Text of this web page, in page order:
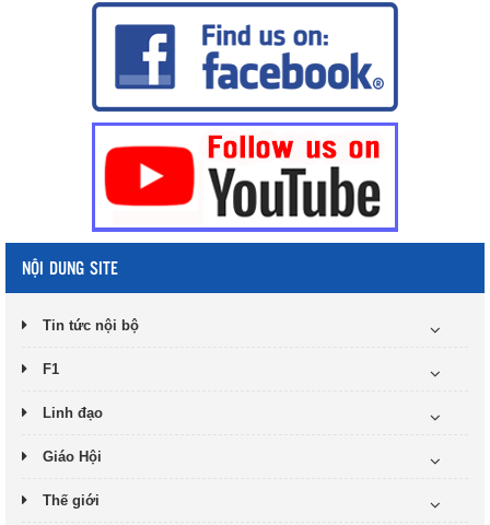
NỘI DUNG SITE
Tin tức nội bộ
F1
Linh đạo
Giáo Hội
Thế giới